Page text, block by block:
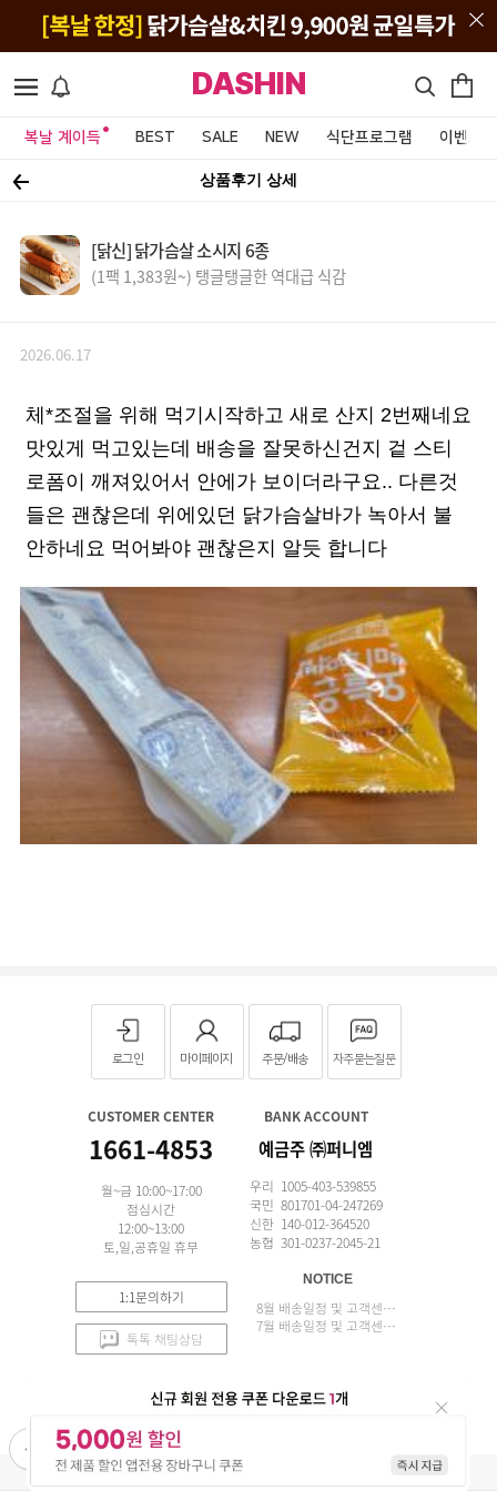
DASHIN
복날 계이득 BEST SALE NEW 식단프로그램 이벤트&
상품후기 상세
[닭신] 닭가슴살 소시지 6종
(1팩 1,383원~) 탱글탱글한 역대급 식감
2026.06.17
체*조절을 위해 먹기시작하고 새로 산지 2번째네요
맛있게 먹고있는데 배송을 잘못하신건지 겉 스티
로폼이 깨져있어서 안에가 보이더라구요.. 다른것
들은 괜찮은데 위에있던 닭가슴살바가 녹아서 불
안하네요 먹어봐야 괜찮은지 알듯 합니다
로그인 마이페이지 주문/배송 자주묻는질문
CUSTOMER CENTER
1661-4853
월~금 10:00~17:00
점심시간
12:00~13:00
토,일,공휴일 휴무
1:1문의하기
톡톡 채팅상담
BANK ACCOUNT
예금주 ㈜퍼니엠
우리 1005-403-539855
국민 801701-04-247269
신한 140-012-364520
농협 301-0237-2045-21
NOTICE
8월 배송일정 및 고객센터 업무 안내
7월 배송일정 및 고객센터 업무 안내
APP 설치
(주)퍼니엠 사업자정보